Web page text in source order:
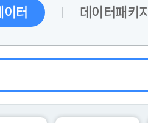
품질가이드
터 데이터패키지